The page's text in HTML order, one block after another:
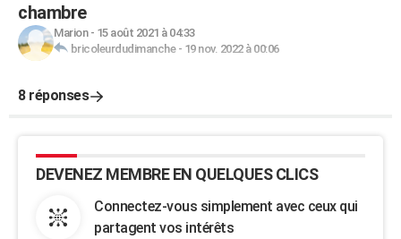
chambre
Marion- 15 août 2021 à 04:33
bricoleurdudimanche- 19 nov. 2022 à 00:06
8 réponses
DEVENEZ MEMBRE EN QUELQUES CLICS
Connectez-vous simplement avec ceux qui
partagent vos intérêts